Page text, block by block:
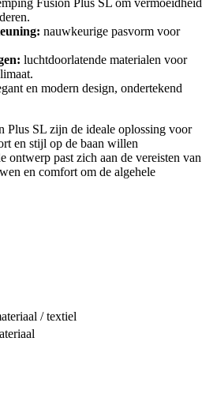
nauwkeurige pasvorm voor
luchtdoorlatende materialen voor
en modern design, ondertekend
Plus SL zijn de ideale oplossing voor
en stijl op de baan willen
ontwerp past zich aan de vereisten van
en comfort om de algehele
/ textiel